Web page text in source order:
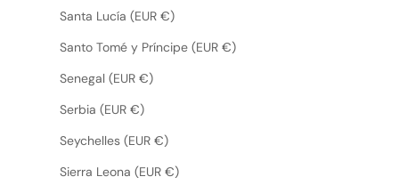
Santa Lucía (EUR €)
Santo Tomé y Príncipe (EUR €)
Senegal (EUR €)
Serbia (EUR €)
Seychelles (EUR €)
Sierra Leona (EUR €)